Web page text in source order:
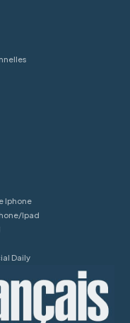
Iphone
Ipad
Daily